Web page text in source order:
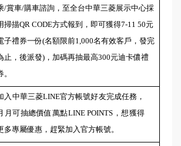
/賞車/購車諮詢，至全台中華三菱展示中心採
掃描QR CODE方式報到，即可獲得7-11 50元
子禮券一份(名額限前1,000名有效客戶，發完
止，後派發) ，加碼再抽最高300元迪卡儂禮
。
入中華三菱LINE官方帳號好友完成任務，
月可抽總價值萬點LINE POINTS ，想獲得
多專屬優惠，趕緊加入官方帳號。